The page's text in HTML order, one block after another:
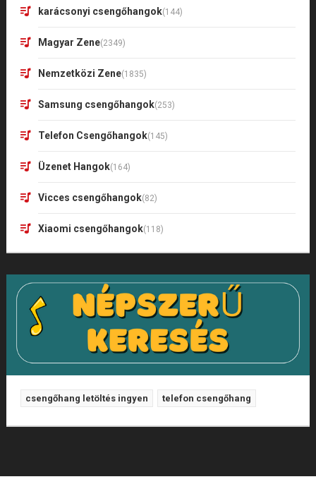
karácsonyi csengőhangok(144)
Magyar Zene(2349)
Nemzetközi Zene(1835)
Samsung csengőhangok(253)
Telefon Csengőhangok(145)
Üzenet Hangok(164)
Vicces csengőhangok(82)
Xiaomi csengőhangok(118)
csengőhang letöltés ingyen telefon csengőhang